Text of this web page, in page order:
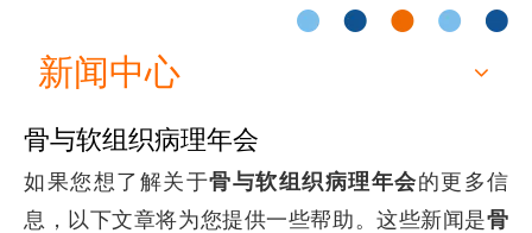
新闻中心
骨与软组织病理年会
如果您想了解关于骨与软组织病理年会的更多信
息，以下文章将为您提供一些帮助。这些新闻是骨